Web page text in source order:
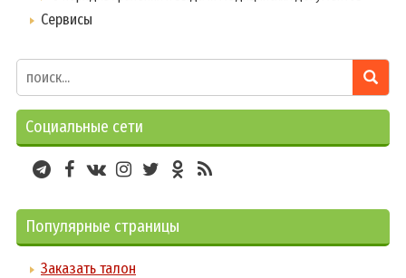
Сервисы
Социальные сети
Популярные страницы
Заказать талон